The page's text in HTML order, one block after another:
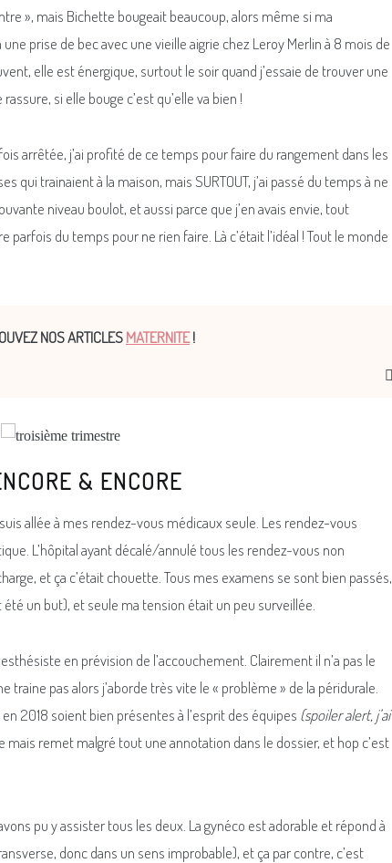
», mais Bichette bougeait beaucoup, alors même si ma
prise de bec avec une vieille aigrie chez Leroy Merlin à 8 mois de
elle est énergique, surtout le soir quand j’essaie de trouver une
si elle bouge c’est qu’elle va bien !
arrêtée, j’ai profité de ce temps pour faire du rangement dans les
qui trainaient à la maison, mais SURTOUT, j’ai passé du temps à ne
niveau boulot, et aussi parce que j’en avais envie, tout
du temps pour ne rien faire. Là c’était l’idéal ! Tout le monde
NOS ARTICLESMATERNITE!
& ENCORE
allée à mes rendez-vous médicaux seule. Les rendez-vous
L’hôpital ayant décalé/annulé tous les rendez-vous non
et ça c’était chouette. Tous mes examens se sont bien passés,
un but), et seule ma tension était un peu surveillée.
en prévision de l’accouchement. Clairement il n’a pas le
pas alors j’aborde très vite le « problème » de la péridurale.
2018 soient bien présentes à l’esprit des équipes (spoiler alert, j’ai
mais remet malgré tout une annotation dans le dossier, et hop c’est
pu y assister tous les deux. La gynéco est adorable et répond à
donc dans un sens improbable), et ça par contre, c’est